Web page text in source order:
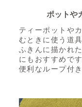
ポットや
ティーポットや
むときに使う道
ふきんに描かれ
にもおすすめです
便利なループ付